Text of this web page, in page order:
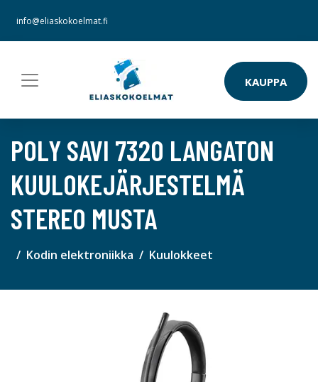
info@eliaskokoelmat.fi
KAUPPA
POLY SAVI 7320 LANGATON
KUULOKEJÄRJESTELMÄ
STEREO MUSTA
Kodin elektroniikka Kuulokkeet